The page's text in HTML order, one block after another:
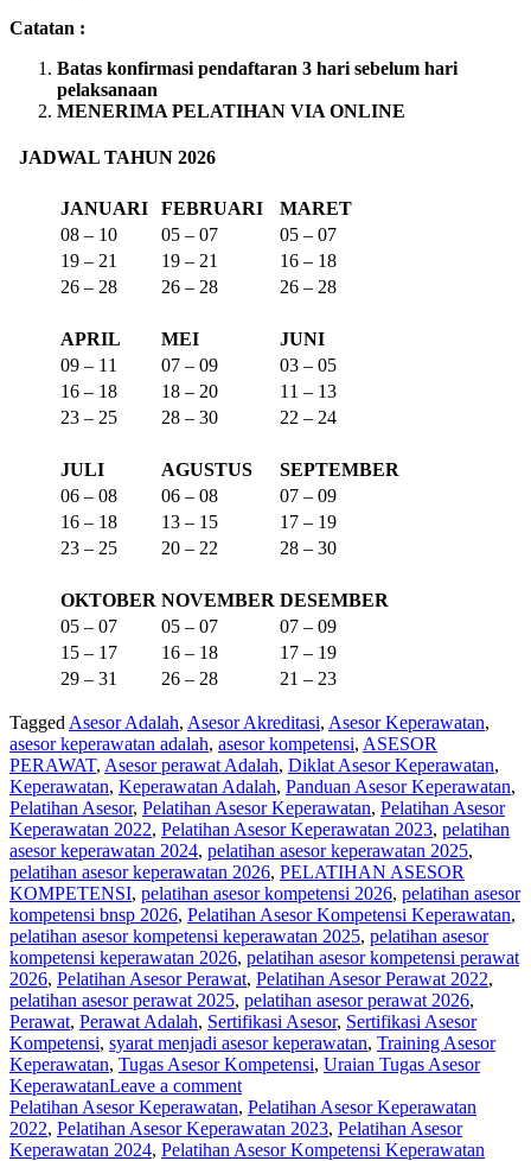
Catatan :
Batas konfirmasi pendaftaran 3 hari sebelum hari
pelaksanaan
MENERIMA PELATIHAN VIA ONLINE
JADWAL TAHUN 2026
JANUARI FEBRUARI
MARET
08 – 10
05 – 07
05 – 07
19 – 21
19 – 21
16 – 18
26 – 28
26 – 28 26 – 28
APRIL MEI
JUNI
09 – 11
07 – 09
03 – 05
16 – 18
18 – 20
11 – 13
23 – 25
28 – 30 22 – 24
JULI AGUSTUS
SEPTEMBER
06 – 08
06 – 08
07 – 09
16 – 18
13 – 15
17 – 19
23 – 25
20 – 22 28 – 30
OKTOBER NOVEMBER DESEMBER
05 – 07
05 – 07
07 – 09
15 – 17
16 – 18
17 – 19
29 – 31
26 – 28 21 – 23
Tagged Asesor Adalah, Asesor Akreditasi, Asesor Keperawatan,
asesor keperawatan adalah, asesor kompetensi, ASESOR
PERAWAT, Asesor perawat Adalah, Diklat Asesor Keperawatan,
Keperawatan, Keperawatan Adalah, Panduan Asesor Keperawatan,
Pelatihan Asesor, Pelatihan Asesor Keperawatan, Pelatihan Asesor
Keperawatan 2022, Pelatihan Asesor Keperawatan 2023, pelatihan
asesor keperawatan 2024, pelatihan asesor keperawatan 2025,
pelatihan asesor keperawatan 2026, PELATIHAN ASESOR
KOMPETENSI, pelatihan asesor kompetensi 2026, pelatihan asesor
kompetensi bnsp 2026, Pelatihan Asesor Kompetensi Keperawatan,
pelatihan asesor kompetensi keperawatan 2025, pelatihan asesor
kompetensi keperawatan 2026, pelatihan asesor kompetensi perawat
2026, Pelatihan Asesor Perawat, Pelatihan Asesor Perawat 2022,
pelatihan asesor perawat 2025, pelatihan asesor perawat 2026,
Perawat, Perawat Adalah, Sertifikasi Asesor, Sertifikasi Asesor
Kompetensi, syarat menjadi asesor keperawatan, Training Asesor
Keperawatan, Tugas Asesor Kompetensi, Uraian Tugas Asesor
KeperawatanLeave a comment
Pelatihan Asesor Keperawatan, Pelatihan Asesor Keperawatan
2022, Pelatihan Asesor Keperawatan 2023, Pelatihan Asesor
Keperawatan 2024, Pelatihan Asesor Kompetensi Keperawatan